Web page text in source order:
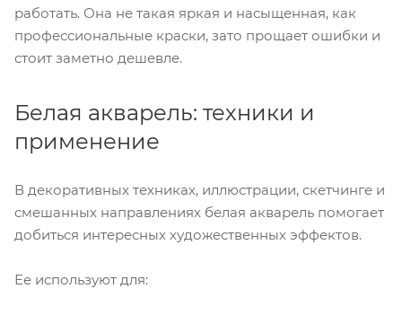
работать. Она не такая яркая и насыщенная, как
профессиональные краски, зато прощает ошибки и
стоит заметно дешевле.
Белая акварель: техники и
применение
В декоративных техниках, иллюстрации, скетчинге и
смешанных направлениях белая акварель помогает
добиться интересных художественных эффектов.
Ее используют для: